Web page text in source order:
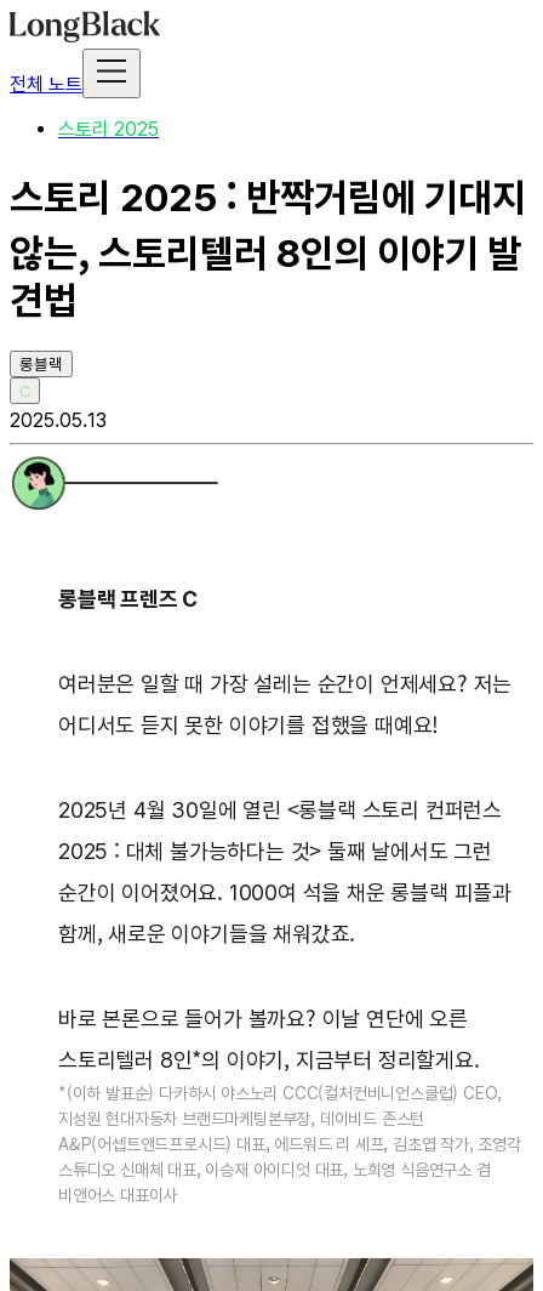
전체 노트
스토리 2025
스토리 2025 : 반짝거림에 기대지
않는, 스토리텔러 8인의 이야기 발
견법
롱블랙
C
2025.05.13
롱블랙 프렌즈 C
여러분은 일할 때 가장 설레는 순간이 언제세요? 저는
어디서도 듣지 못한 이야기를 접했을 때예요!
2025년 4월 30일에 열린 <롱블랙 스토리 컨퍼런스
2025 : 대체 불가능하다는 것> 둘째 날에서도 그런
순간이 이어졌어요. 1000여 석을 채운 롱블랙 피플과
함께, 새로운 이야기들을 채워갔죠.
바로 본론으로 들어가 볼까요? 이날 연단에 오른
스토리텔러 8인*의 이야기, 지금부터 정리할게요.
*(이하 발표순) 다카하시 야스노리 CCC(컬처컨비니언스클럽) CEO,
지성원 현대자동차 브랜드마케팅본부장, 데이비드 존스턴
A&P(어셉트앤드프로시드) 대표, 에드워드 리 셰프, 김초엽 작가, 조영각
스튜디오 신매체 대표, 이승재 아이디엇 대표, 노희영 식음연구소 겸
비앤어스 대표이사